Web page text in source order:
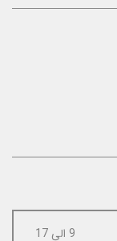
9 الی 17